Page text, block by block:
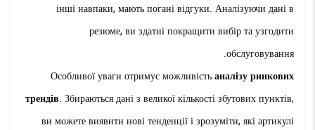
інші навпаки, мають погані відгуки. Аналізуючи дані в
резюме, ви здатні покращити вибір та узгодити
обслуговування.
Особливої уваги отримує можливістьаналізу ринкових
трендів. Збираються дані з великої кількості збутових пунктів,
ви можете виявити нові тенденції і зрозуміти, які артикулі